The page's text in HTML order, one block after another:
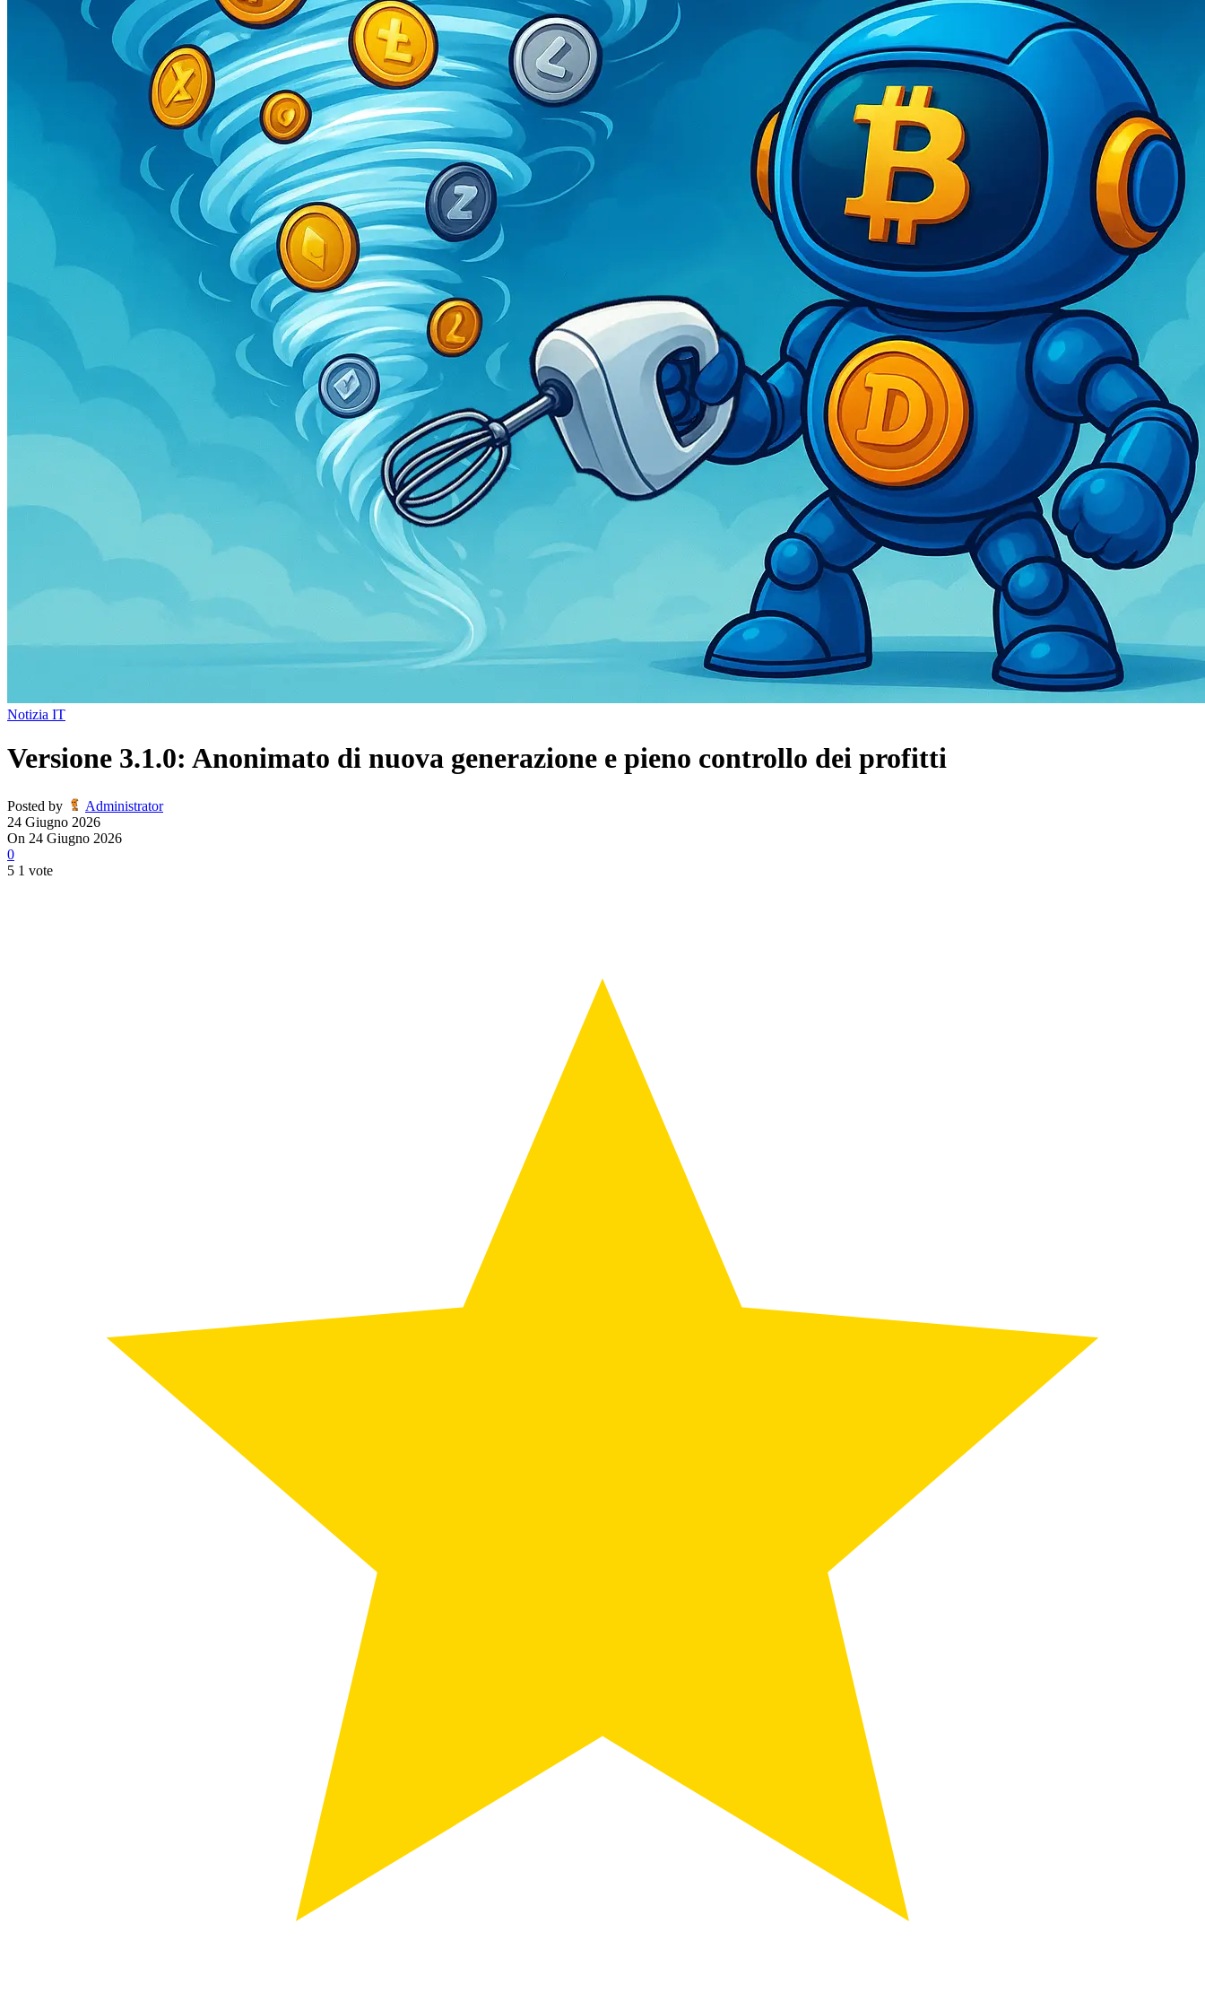
Notizia IT
Versione 3.1.0: Anonimato di nuova generazione e pieno controllo dei profitti
Posted by
Administrator
24 Giugno 2026
On 24 Giugno 2026
0
5 1 vote